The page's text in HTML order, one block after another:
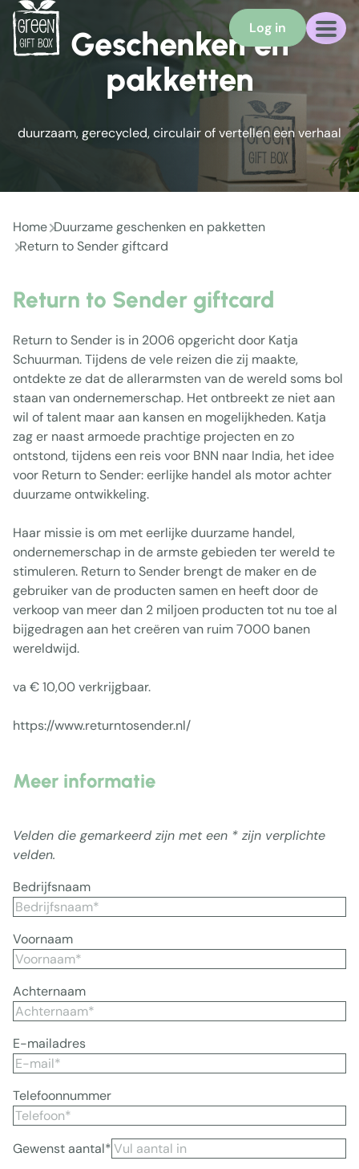
Log in
Geschenken en
pakketten
duurzaam, gerecycled, circulair of vertellen een verhaal
Home Duurzame geschenken en pakketten
Return to Sender giftcard
Return to Sender giftcard
Return to Sender is in 2006 opgericht door Katja
Schuurman. Tijdens de vele reizen die zij maakte,
ontdekte ze dat de allerarmsten van de wereld soms bol
staan van ondernemerschap. Het ontbreekt ze niet aan
wil of talent maar aan kansen en mogelijkheden. Katja
zag er naast armoede prachtige projecten en zo
ontstond, tijdens een reis voor BNN naar India, het idee
voor Return to Sender: eerlijke handel als motor achter
duurzame ontwikkeling.
Haar missie is om met eerlijke duurzame handel,
ondernemerschap in de armste gebieden ter wereld te
stimuleren. Return to Sender brengt de maker en de
gebruiker van de producten samen en heeft door de
verkoop van meer dan 2 miljoen producten tot nu toe al
bijgedragen aan het creëren van ruim 7000 banen
wereldwijd.
va € 10,00 verkrijgbaar.
https://www.returntosender.nl/
Meer informatie
Velden die gemarkeerd zijn met een * zijn verplichte
velden.
Bedrijfsnaam
Voornaam
Achternaam
E-mailadres
Telefoonnummer
Gewenst aantal*